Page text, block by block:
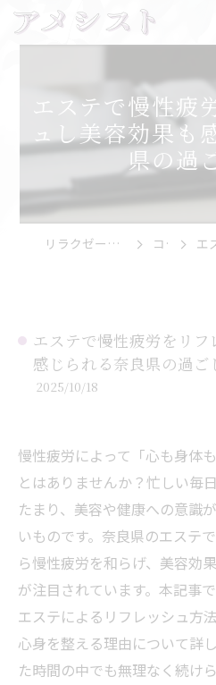
エステで慢性疲
ュし美容効果も
県の過
リラクゼーションならアメシスト コラム エステ
エステで慢性疲労をリフ
感じられる奈良県の過ご
2025/10/18
慢性疲労によって「心も身体
とはありませんか？忙しい毎
たまり、美容や健康への意識
いものです。奈良県のエステ
ら慢性疲労を和らげ、美容効
が注目されています。本記事
エステによるリフレッシュ方
心身を整える理由について詳
た時間の中でも無理なく続け